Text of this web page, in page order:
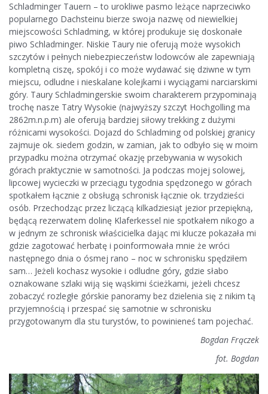
Schladminger Tauern – to urokliwe pasmo leżące naprzeciwko
popularnego Dachsteinu bierze swoja nazwę od niewielkiej
miejscowości Schladming, w której produkuje się doskonałe
piwo Schladminger. Niskie Taury nie oferują może wysokich
szczytów i pełnych niebezpieczeństw lodowców ale zapewniają
kompletną ciszę, spokój i co może wydawać się dziwne w tym
miejscu, odludne i nieskalane kolejkami i wyciągami narciarskimi
góry. Taury Schladmingerskie swoim charakterem przypominają
trochę nasze Tatry Wysokie (najwyższy szczyt Hochgolling ma
2862m.n.p.m) ale oferują bardziej siłowy trekking z dużymi
różnicami wysokości. Dojazd do Schladming od polskiej granicy
zajmuje ok. siedem godzin, w zamian, jak to odbyło się w moim
przypadku można otrzymać okazję przebywania w wysokich
górach praktycznie w samotności. Ja podczas mojej solowej,
lipcowej wycieczki w przeciągu tygodnia spędzonego w górach
spotkałem łącznie z obsługą schronisk łącznie ok. trzydzieści
osób. Przechodząc przez liczącą kilkadziesiąt jezior przepiękną,
będącą rezerwatem dolinę Klaferkessel nie spotkałem nikogo a
w jednym ze schronisk właścicielka dając mi klucze pokazała mi
gdzie zagotować herbatę i poinformowała mnie że wróci
następnego dnia o ósmej rano – noc w schronisku spędziłem
sam… Jeżeli kochasz wysokie i odludne góry, gdzie słabo
oznakowane szlaki wiją się wąskimi ścieżkami, jeżeli chcesz
zobaczyć rozległe górskie panoramy bez dzielenia się z nikim tą
przyjemnością i przespać się samotnie w schronisku
przygotowanym dla stu turystów, to powinieneś tam pojechać.
Bogdan Frączek
fot. Bogdan